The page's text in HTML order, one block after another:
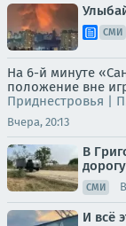
СМИ
На 6-й минуте
положение вне
Приднестровья |
Вчера, 20:13
В
СМИ
И всё